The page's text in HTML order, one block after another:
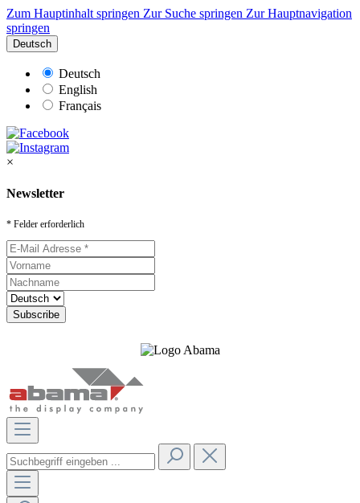
Zum Hauptinhalt springen Zur Suche springen Zur Hauptnavigation
springen
Deutsch
Deutsch
English
Français
×
Newsletter
* Felder erforderlich